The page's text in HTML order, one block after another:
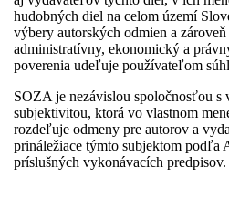
hudobných diel na celom území
výbery autorských odmien a
administratívny, ekonomický a
poverenia udeľuje používateľom
SOZA je nezávislou spoločnosťou s
subjektivitou, ktorá vo vlastnom
rozdeľuje odmeny pre autorov a
prináležiace týmto subjektom podľa
príslušných vykonávacích predpisov.